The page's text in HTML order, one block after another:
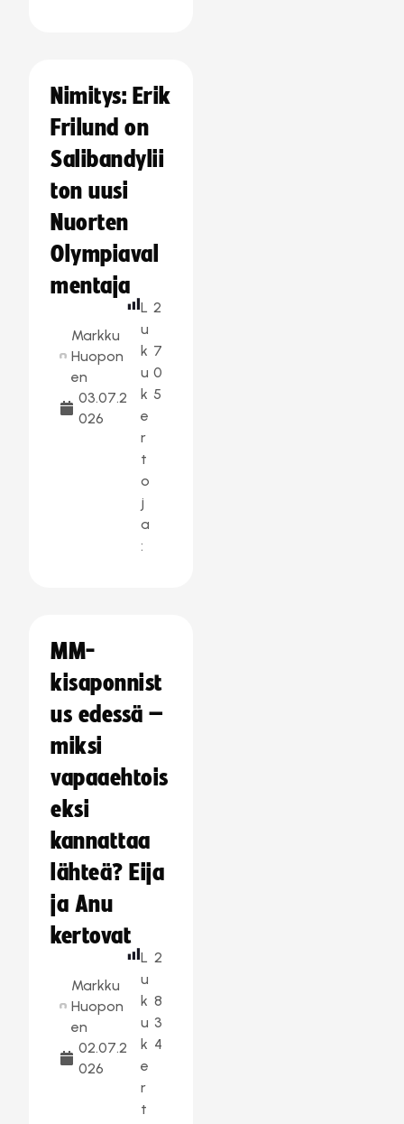
Nimitys: Erik
Frilund on
Salibandylii
ton uusi
Nuorten
Olympiaval
mentaja
Markku
Huopon
en
03.07.2
026
L
u
k
u
k
e
r
t
o
j
a
:
2
7
0
5
MM-
kisaponnist
us edessä –
miksi
vapaaehtois
eksi
kannattaa
lähteä? Eija
ja Anu
kertovat
Markku
Huopon
en
02.07.2
026
L
u
k
u
k
e
r
t
2
8
3
4